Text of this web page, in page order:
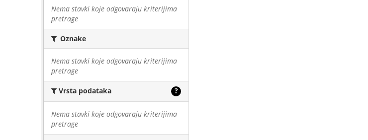
Nema stavki koje odgovaraju kriterijima
pretrage
Oznake
Nema stavki koje odgovaraju kriterijima
pretrage
Vrsta podataka ?
Nema stavki koje odgovaraju kriterijima
pretrage